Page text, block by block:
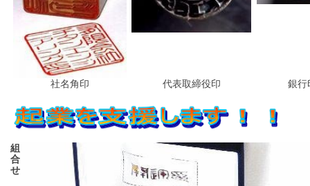
社名角印 代表取締役印 銀行
組
合
せ